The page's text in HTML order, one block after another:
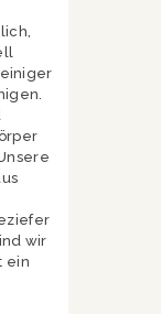
wir
ein